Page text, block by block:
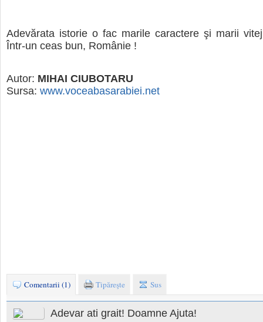
Adevărata istorie o fac marile caractere şi marii
Într-un ceas bun, Românie !
Autor: MIHAI CIUBOTARU
Sursa: www.voceabasarabiei.net
Comentarii (1) Tipăreşte Sus
Adevar ati grait! Doamne Ajuta!